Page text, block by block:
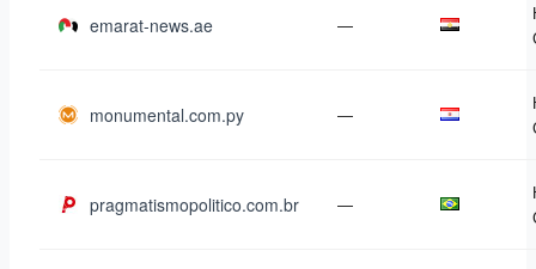
emarat-news.ae —
monumental.com.py —
pragmatismopolitico.com.br —